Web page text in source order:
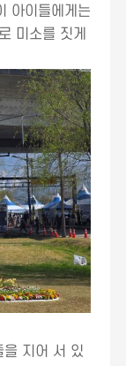
아이들에게는
미소를 짓게
을 지어 서 있